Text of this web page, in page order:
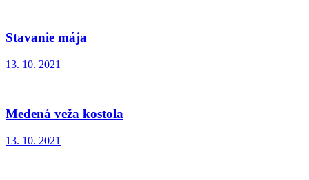
Stavanie mája
13. 10. 2021
Medená veža kostola
13. 10. 2021